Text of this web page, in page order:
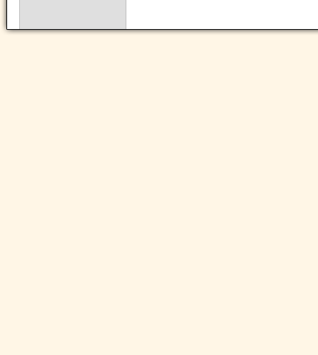
Navigation